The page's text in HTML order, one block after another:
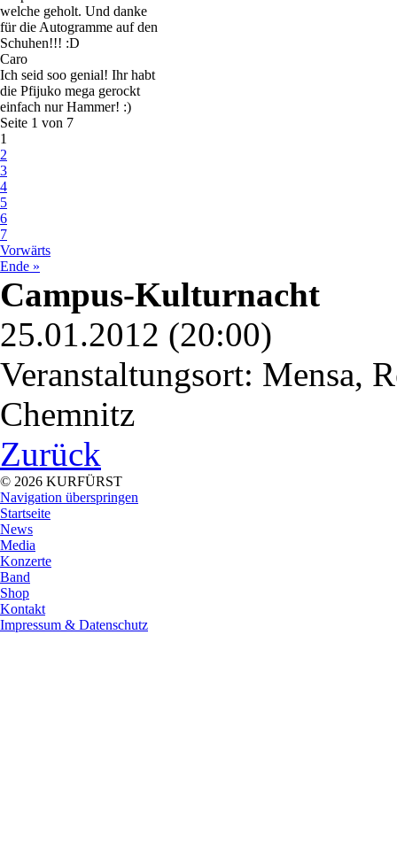
welche geholt. Und danke
für die Autogramme auf den
Schuhen!!! :D
Caro
Ich seid soo genial! Ihr habt
die Pfijuko mega gerockt
einfach nur Hammer! :)
Seite 1 von 7
1
2
3
4
5
6
7
Vorwärts
Ende »
Campus-Kulturnacht
25.01.2012 (20:00)
Veranstaltungsort: Mensa,
Chemnitz
Zurück
© 2026 KURFÜRST
Navigation überspringen
Startseite
News
Media
Konzerte
Band
Shop
Kontakt
Impressum & Datenschutz